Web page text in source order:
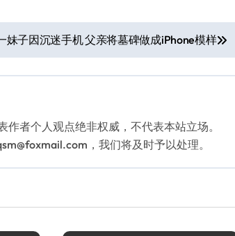
妹子因沉迷手机 父亲将墓碑做成iPhone模样
作者个人观点绝非权威，不代表本站立场。
，我们将及时予以处理。